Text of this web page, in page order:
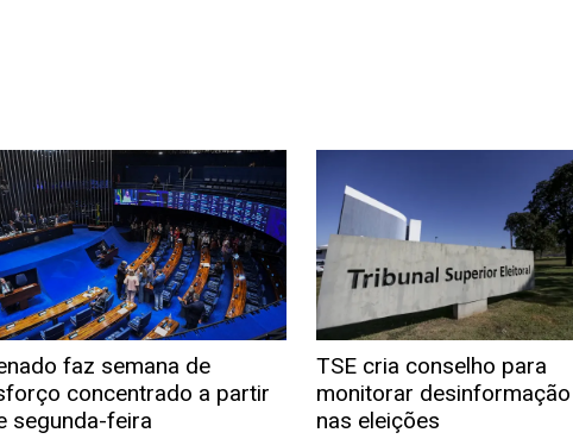
faz semana de
concentrado a partir
segunda-feira
TSE cria conselho para
monitorar
nas eleições